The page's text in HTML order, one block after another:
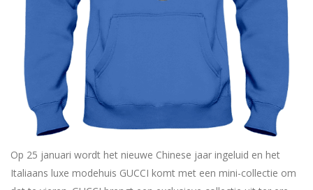
Op 25 januari wordt het nieuwe Chinese jaar ingeluid en het
Italiaans luxe modehuis GUCCI komt met een mini-collectie om